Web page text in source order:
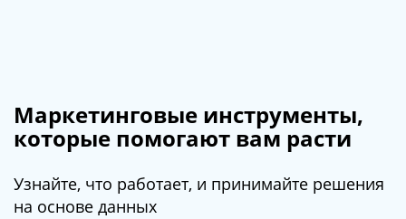
Маркетинговые инструменты,
которые помогают вам расти
Узнайте, что работает, и принимайте решения
на основе данных